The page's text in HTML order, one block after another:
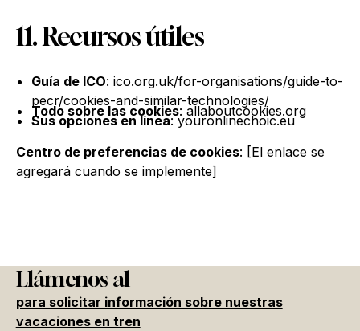
11. Recursos útiles
Guía de ICO: ico.org.uk/for-organisations/guide-to-
pecr/cookies-and-similar-technologies/
Todo sobre las cookies: allaboutcookies.org
Sus opciones en línea: youronlinechoic.eu
Centro de preferencias de cookies: [El enlace se
agregará cuando se implemente]
Llámenos al
para solicitar información sobre nuestras
vacaciones en tren